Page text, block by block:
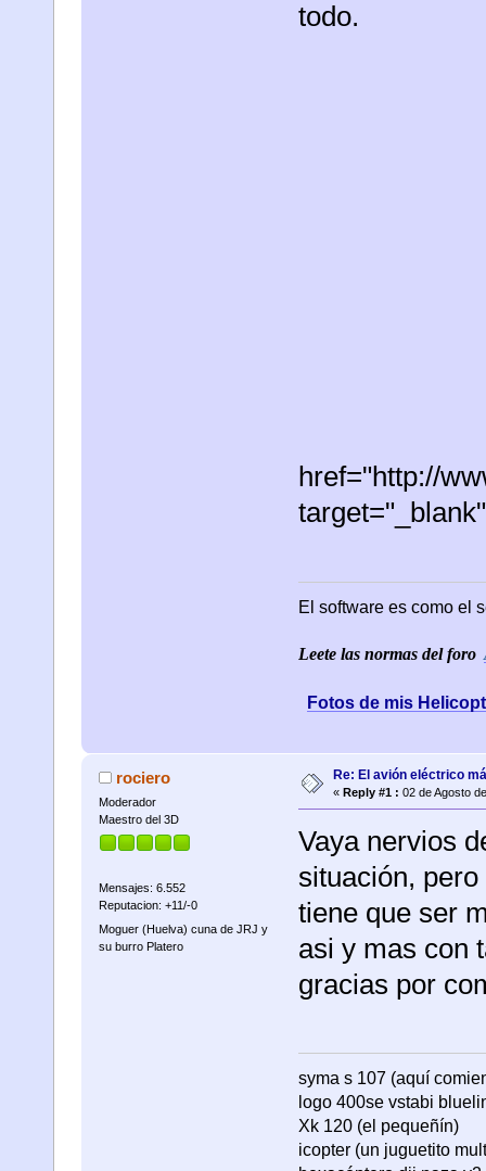
todo.
href="http://
El software es como el
Leete las normas del foro
Fotos de mis
rociero
Moderador
Maestro del 3D
Mensajes: 6.552
Reputacion: +11/-0
Moguer (Huelva) cuna de JRJ y
su burro Platero
Re: El avión eléctrico
« Reply #1 : 02 de Agosto
Vaya nervios
situación,
tiene que ser
asi y mas con
gracias por
syma s 107 (aquí
logo 400se vstabi
Xk 120 (el pequeñín)
icopter (un juguetito